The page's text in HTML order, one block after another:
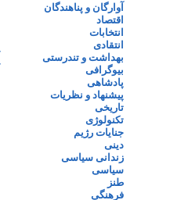
آوارگان و پناهندگان
اقتصاد
انتخابات
انتقادی
بهداشت و تندرستی
بیوگرافی
پادشاهی
پیشنهاد و نظریات
تاریخی
تکنولوژی
جنایات رژیم
دینی
زندانی سیاسی
سیاسی
طنز
فرهنگی